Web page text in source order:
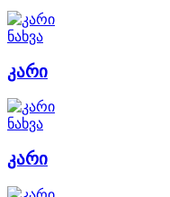
ნახვა
კარი
ნახვა
კარი